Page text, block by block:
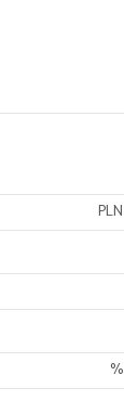
PLN
%